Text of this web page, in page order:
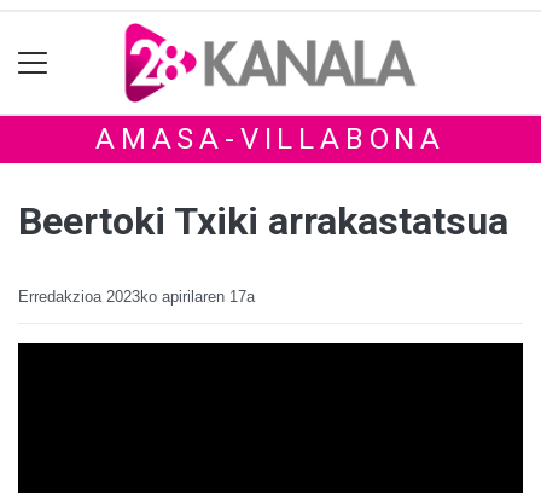
AMASA-VILLABONA
Beertoki Txiki arrakastatsua
Erredakzioa 2023ko apirilaren 17a